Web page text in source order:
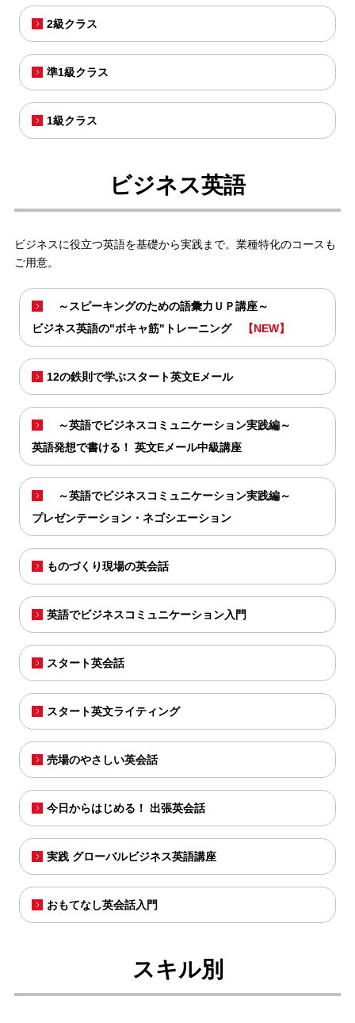
2級クラス
準1級クラス
1級クラス
ビジネス英語
ビジネスに役立つ英語を基礎から実践まで。業種特化のコースも
ご用意。
～スピーキングのための語彙力ＵＰ講座～
ビジネス英語の"ボキャ筋"トレーニング
【NEW】
12の鉄則で学ぶスタート英文Eメール
～英語でビジネスコミュニケーション実践編～
英語発想で書ける！ 英文Eメール中級講座
～英語でビジネスコミュニケーション実践編～
プレゼンテーション・ネゴシエーション
ものづくり現場の英会話
英語でビジネスコミュニケーション入門
スタート英会話
スタート英文ライティング
売場のやさしい英会話
今日からはじめる！ 出張英会話
実践 グローバルビジネス英語講座
おもてなし英会話入門
スキル別